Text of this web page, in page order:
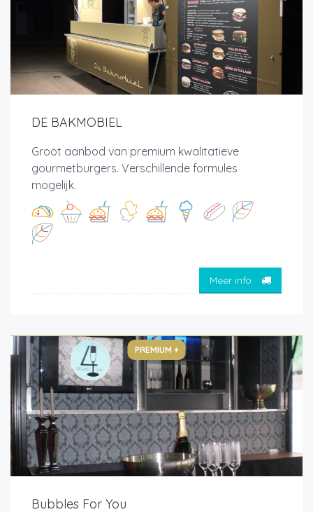
DE BAKMOBIEL
Groot aanbod van premium kwalitatieve
gourmetburgers. Verschillende formules
mogelijk.
Meer info
PREMIUM +
Bubbles For You